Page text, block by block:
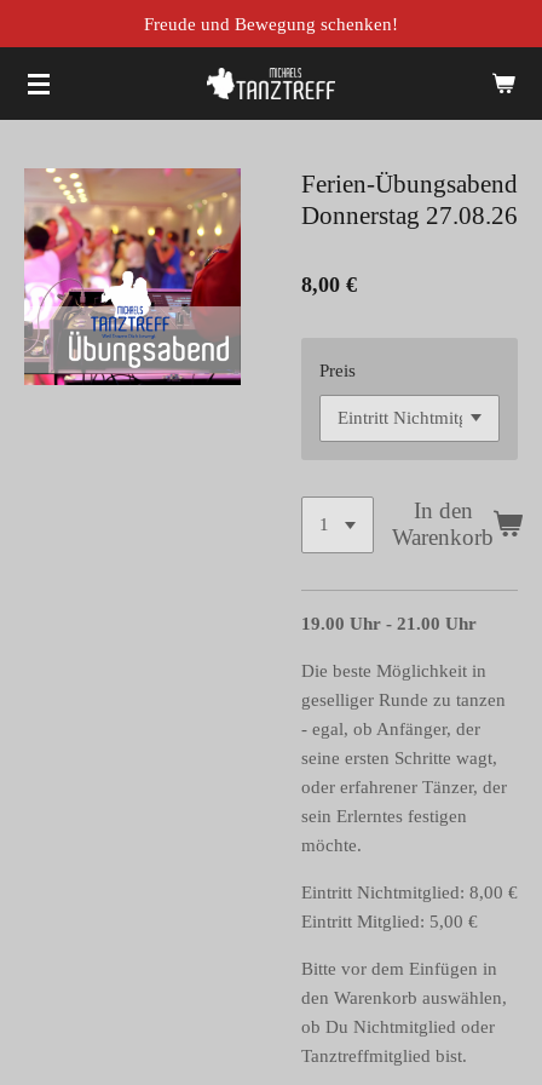
Hauptinhalt
springen
Freude und Bewegung schenken!
Ferien-Übungsabend
Donnerstag 27.08.26
8,00 €
Preis
In den
Warenkorb
19.00 Uhr - 21.00 Uhr
Die beste Möglichkeit in
geselliger Runde zu tanzen
- egal, ob Anfänger, der
seine ersten Schritte wagt,
oder erfahrener Tänzer, der
sein Erlerntes festigen
möchte.
Eintritt Nichtmitglied: 8,00 €
Eintritt Mitglied: 5,00 €
Bitte vor dem Einfügen in
den Warenkorb auswählen,
ob Du Nichtmitglied oder
Tanztreffmitglied bist.